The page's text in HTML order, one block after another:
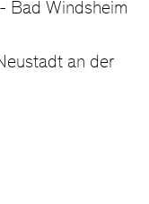
Bad Windsheim
an der